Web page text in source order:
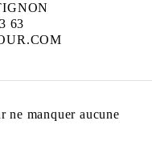
63
ne manquer aucune